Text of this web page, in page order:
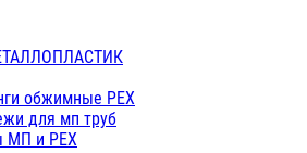
обжимные PEX
для мп труб
МП и PEX